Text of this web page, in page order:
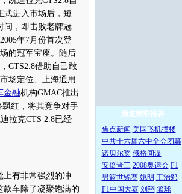
式进入市场后，短
间，即击败老牌冠
2005年7月份首次登
的冠军宝座。随后
CTS2.8借助自己敢
场定位、上海通用
金融机构GMAC推出
红，将其竞争对手
拉克CTS 2.8已经
有非常强烈的冲
款车除了凝聚饱满的
频道精彩推荐
·焦点新闻 美国飞机撞楼
·中共十六届六中全会闭幕
·诺贝尔奖 俄格间谍
·安倍晋三 2008奥运会 F1
·男篮世锦赛 姚明 王治郅
·F1中国大赛 刘翔 篮球